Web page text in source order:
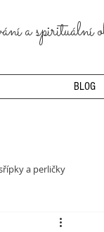
a spirituální
BLOG
a perličky